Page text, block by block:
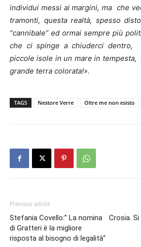
individui messi ai margini, ma che
tramonti, questa realtà, spesso
“cannibale” ed ormai sempre più
che ci spinge a chiuderci dentro,
piccole isole in un mare in tempesta,
grande terra colorata!».
TAGS Nestore Verre Oltre me non esisto
Previous article
Stefania Covello:” La nomina
di Gratteri è la migliore
risposta al bisogno di legalità”
Crosia.